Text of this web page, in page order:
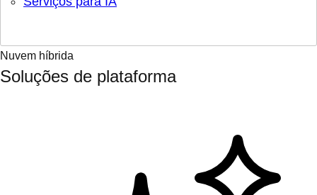
Nuvem híbrida
Soluções de plataforma